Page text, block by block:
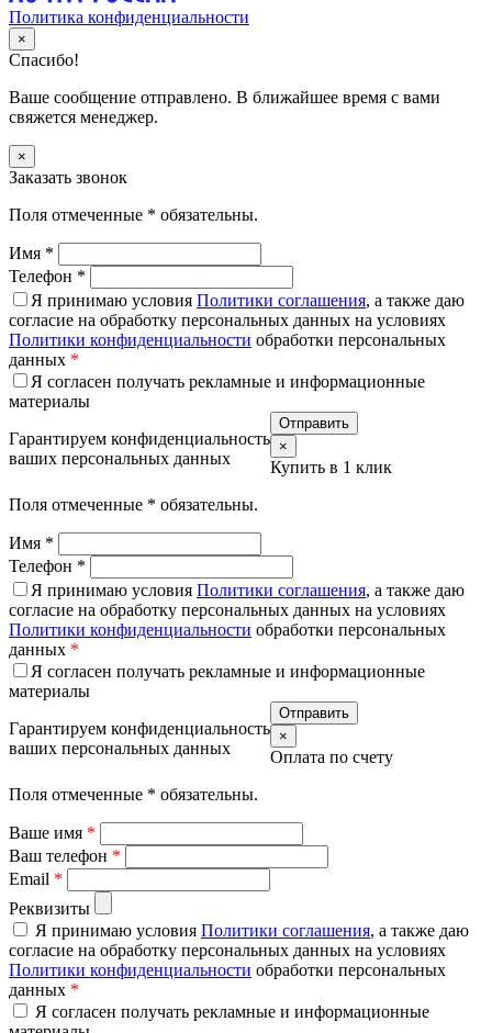
Политика конфиденциальности
×
Спасибо!
Ваше сообщение отправлено. В ближайшее время с вами
свяжется менеджер.
×
Заказать звонок
Поля отмеченные * обязательны.
Имя *
Телефон *
Я принимаю условия Политики соглашения, а также даю
согласие на обработку персональных данных на условиях
Политики конфиденциальности обработки персональных
данных *
Я согласен получать рекламные и информационные
материалы
Гарантируем конфиденциальность
ваших персональных данных
×
Купить в 1 клик
Поля отмеченные * обязательны.
Имя *
Телефон *
Я принимаю условия Политики соглашения, а также даю
согласие на обработку персональных данных на условиях
Политики конфиденциальности обработки персональных
данных *
Я согласен получать рекламные и информационные
материалы
Гарантируем конфиденциальность
ваших персональных данных
×
Оплата по счету
Поля отмеченные * обязательны.
Ваше имя *
Ваш телефон *
Email *
Реквизиты
Я принимаю условия Политики соглашения, а также даю
согласие на обработку персональных данных на условиях
Политики конфиденциальности обработки персональных
данных *
Я согласен получать рекламные и информационные